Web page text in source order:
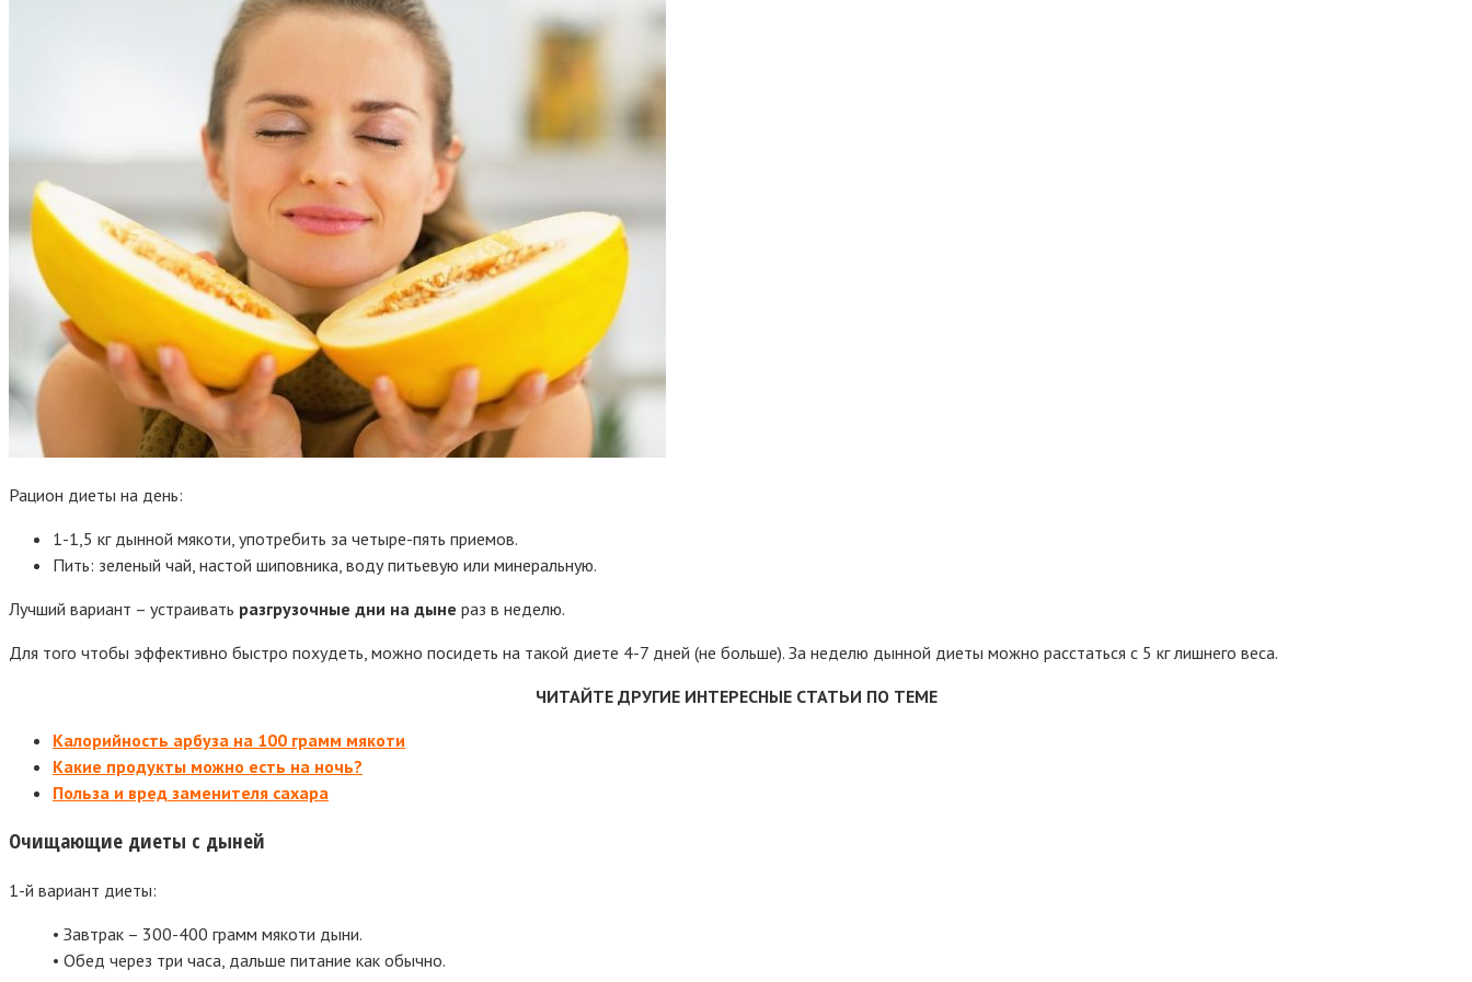
Рацион диеты на день:
1-1,5 кг дынной мякоти, употребить за четыре-пять приемов.
Пить: зеленый чай, настой шиповника, воду питьевую или минеральную.
Лучший вариант – устраивать разгрузочные дни на дыне раз в неделю.
Для того чтобы эффективно быстро похудеть, можно посидеть на такой диете 4-7 дней (не больше). За неделю дынной диеты можно расстаться с 5 кг лишнего веса.
ЧИТАЙТЕ ДРУГИЕ ИНТЕРЕСНЫЕ СТАТЬИ ПО ТЕМЕ
Калорийность арбуза на 100 грамм мякоти
Какие продукты можно есть на ночь?
Польза и вред заменителя сахара
Очищающие диеты с дыней
1-й вариант диеты:
• Завтрак – 300-400 грамм мякоти дыни.
• Обед через три часа, дальше питание как обычно.